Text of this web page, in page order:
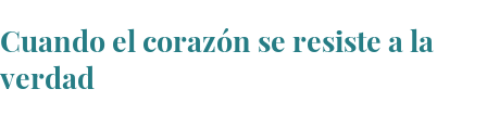
Cuando el corazón se resiste a la
verdad